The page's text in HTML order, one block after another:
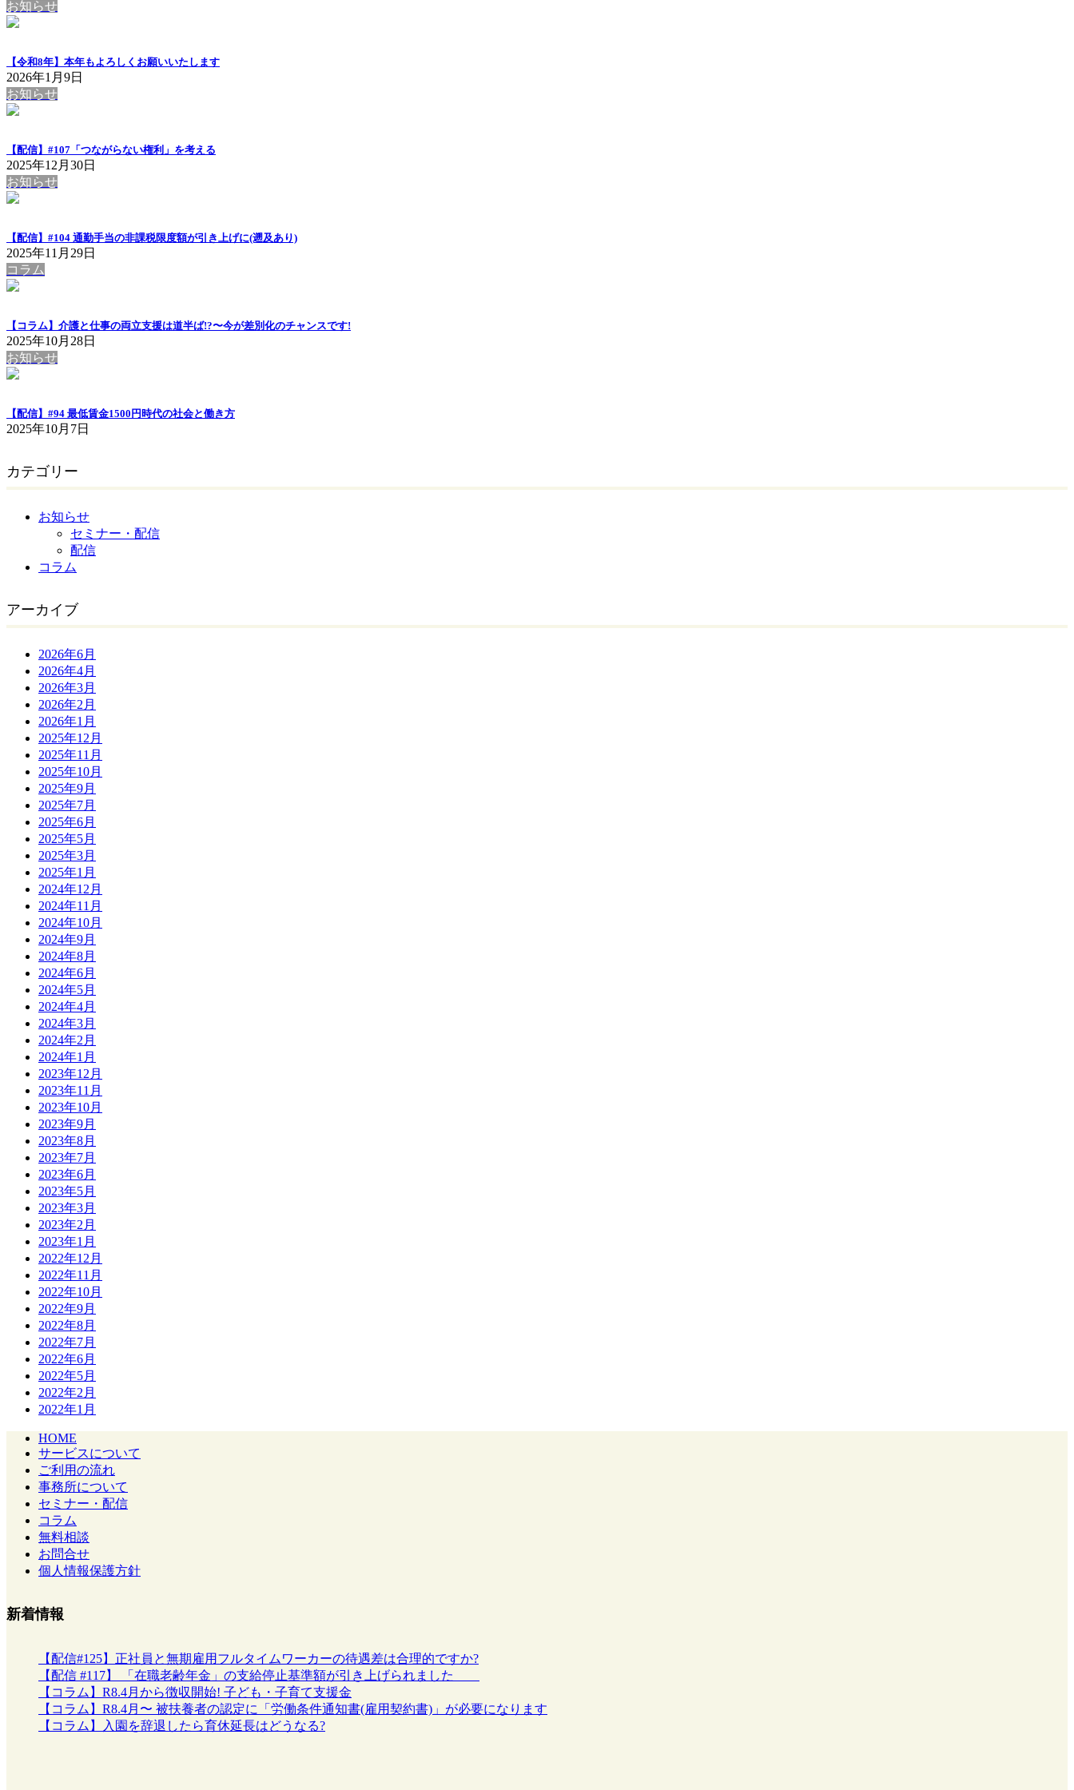
お知らせ
【令和8年】本年もよろしくお願いいたします
2026年1月9日
お知らせ
【配信】#107「つながらない権利」を考える
2025年12月30日
お知らせ
【配信】#104 通勤手当の非課税限度額が引き上げに(遡及あり)
2025年11月29日
コラム
【コラム】介護と仕事の両立支援は道半ば!?〜今が差別化のチャンスです!
2025年10月28日
お知らせ
【配信】#94 最低賃金1500円時代の社会と働き方
2025年10月7日
カテゴリー
お知らせ
セミナー・配信
配信
コラム
アーカイブ
2026年6月
2026年4月
2026年3月
2026年2月
2026年1月
2025年12月
2025年11月
2025年10月
2025年9月
2025年7月
2025年6月
2025年5月
2025年3月
2025年1月
2024年12月
2024年11月
2024年10月
2024年9月
2024年8月
2024年6月
2024年5月
2024年4月
2024年3月
2024年2月
2024年1月
2023年12月
2023年11月
2023年10月
2023年9月
2023年8月
2023年7月
2023年6月
2023年5月
2023年3月
2023年2月
2023年1月
2022年12月
2022年11月
2022年10月
2022年9月
2022年8月
2022年7月
2022年6月
2022年5月
2022年2月
2022年1月
HOME
サービスについて
ご利用の流れ
事務所について
セミナー・配信
コラム
無料相談
お問合せ
個人情報保護方針
新着情報
【配信#125】正社員と無期雇用フルタイムワーカーの待遇差は合理的ですか?
【配信 #117】 「在職老齢年金」の支給停止基準額が引き上げられました
【コラム】R8.4月から徴収開始! 子ども・子育て支援金
【コラム】R8.4月〜 被扶養者の認定に「労働条件通知書(雇用契約書)」が必要になります
【コラム】入園を辞退したら育休延長はどうなる?